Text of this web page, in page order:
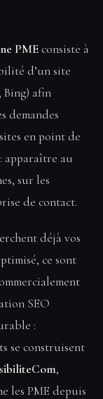
PMEconsiste à
d’un site
Bing) afin
demandes
en point de
apparaître au
sur les
de contact.
déjà vos
ce sont
SEO
:
se construisent
,
les PME depuis